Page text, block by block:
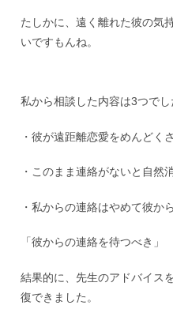
たしかに、遠く離れた彼の気
いですもんね。
私から相談した内容は3つでし
・彼が遠距離恋愛をめんどく
・このまま連絡がないと自然
・私からの連絡はやめて彼か
「彼からの連絡を待つべき」
結果的に、先生のアドバイス
復できました。